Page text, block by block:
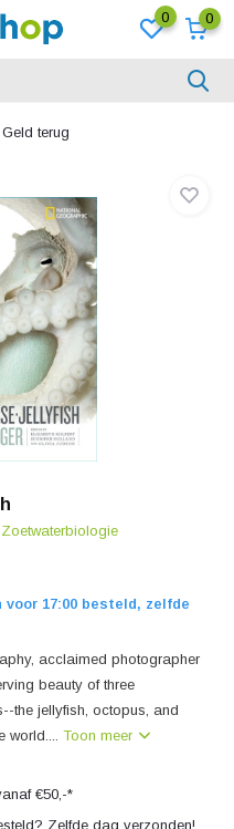
0 0
terug
voor 17:00 besteld, zelfde
acclaimed photographer
beauty of three
the jellyfish, octopus, and
world....Toon meer
€50,-*
Zelfde dag verzonden!